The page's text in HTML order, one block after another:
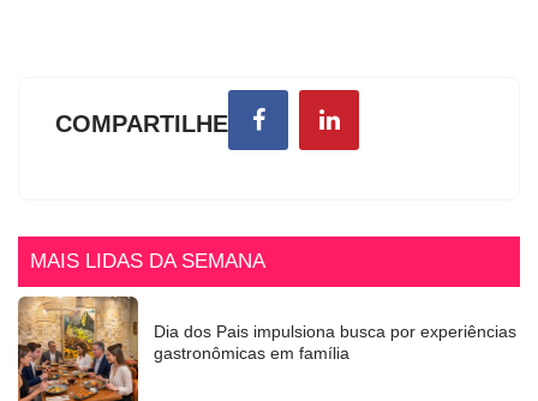
COMPARTILHE
MAIS LIDAS DA SEMANA
Dia dos Pais impulsiona busca por experiências
gastronômicas em família